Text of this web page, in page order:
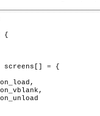
screens[] =